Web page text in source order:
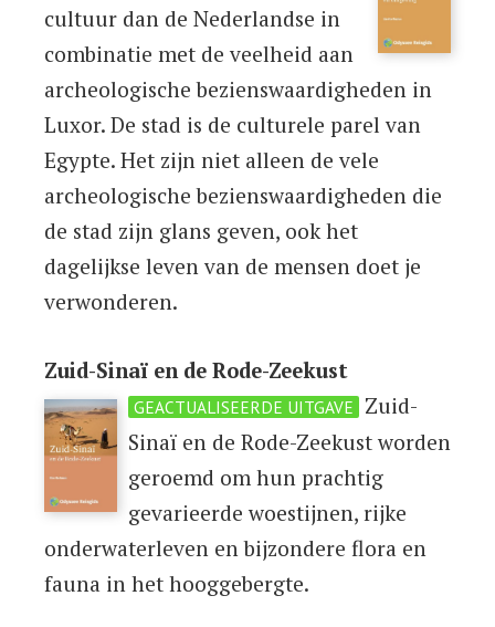
cultuur dan de Nederlandse in
combinatie met de veelheid aan
archeologische bezienswaardigheden in
Luxor. De stad is de culturele parel van
Egypte. Het zijn niet alleen de vele
archeologische bezienswaardigheden die
de stad zijn glans geven, ook het
dagelijkse leven van de mensen doet je
verwonderen.
Zuid-Sinaï en de Rode-Zeekust
GEACTUALISEERDE UITGAVE Zuid-
Sinaï en de Rode-Zeekust worden
geroemd om hun prachtig
gevarieerde woestijnen, rijke
onderwaterleven en bijzondere flora en
fauna in het hooggebergte.